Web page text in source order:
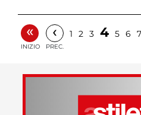
«
INIZIO
‹
PREC.
1 2 3 4 5 6 7